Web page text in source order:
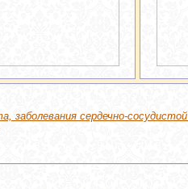
заболевания сердечно-